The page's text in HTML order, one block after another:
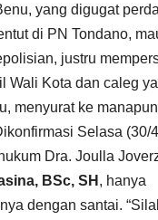
yang digugat
di PN Tondano,
justru
Wali Kota dan caleg
menyurat ke
Selasa (30/
Dra. Joulla
BSc, SH , hanya
dengan santai.